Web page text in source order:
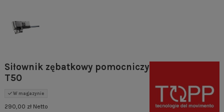
Siłownik zębatkowy pomocniczy
T50
W magazynie
290,00 zł Netto